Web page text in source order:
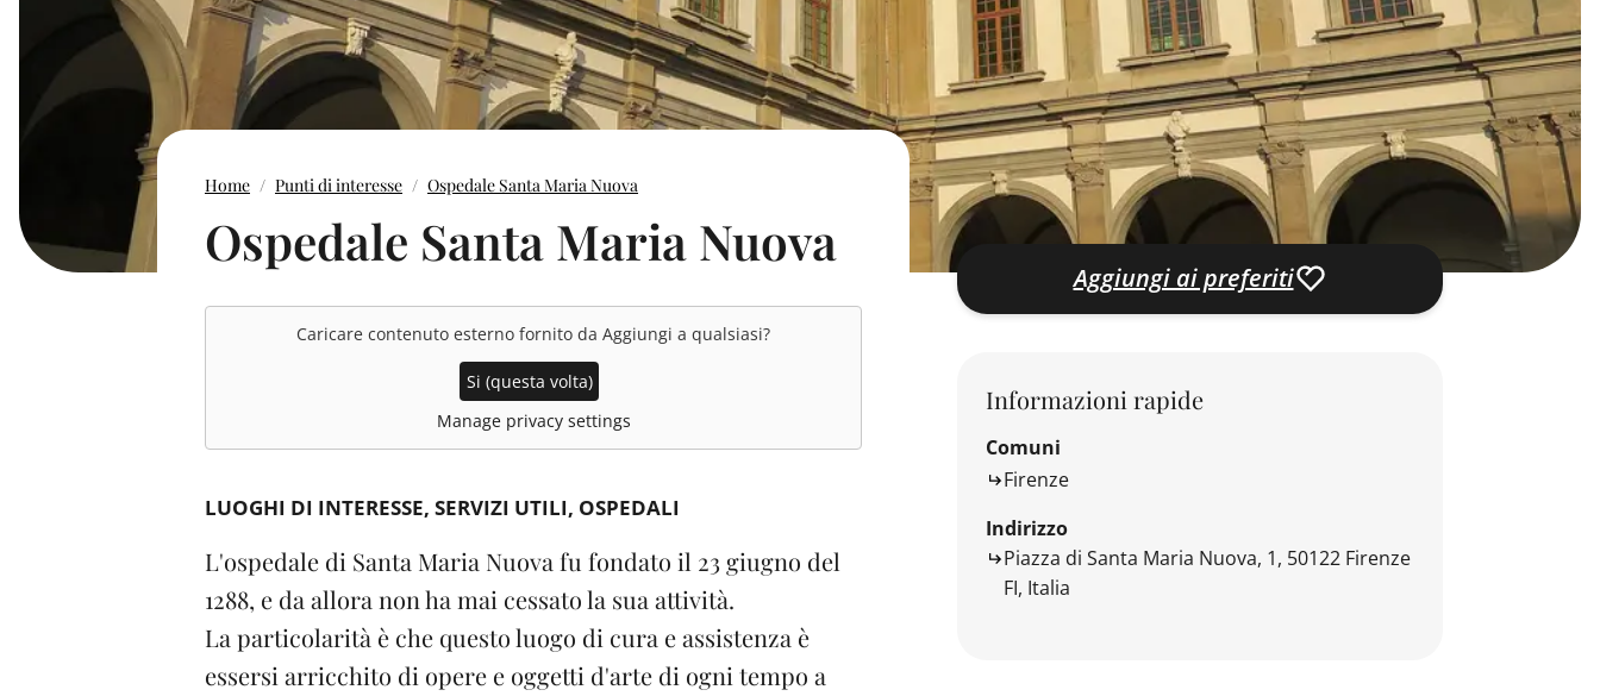
Home Punti di interesse Ospedale Santa Maria Nuova
Ospedale Santa Maria Nuova
Caricare contenuto esterno fornito da Aggiungi a qualsiasi?
Si (questa volta)
Manage privacy settings
LUOGHI DI INTERESSE SERVIZI UTILI OSPEDALI
L'ospedale di Santa Maria Nuova fu fondato il 23 giugno del
1288, e da allora non ha mai cessato la sua attività.
La particolarità è che questo luogo di cura e assistenza è
essersi arricchito di opere e oggetti d'arte di ogni tempo a
Aggiungi ai preferiti
Informazioni rapide
Comuni
Firenze
Indirizzo
Piazza di Santa Maria Nuova, 1, 50122 Firenze
FI, Italia